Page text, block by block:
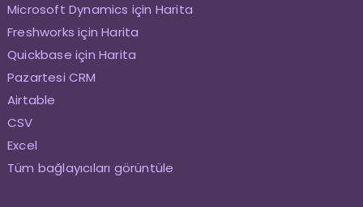
Microsoft Dynamics için Harita
Freshworks için Harita
Quickbase için Harita
Pazartesi CRM
Airtable
CSV
Excel
Tüm bağlayıcıları görüntüle